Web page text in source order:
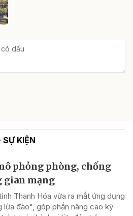
KIỆN
phỏng phòng, chống
gian mạng
Thanh Hóa vừa ra mắt ứng dụng
đảo", góp phần nâng cao kỹ